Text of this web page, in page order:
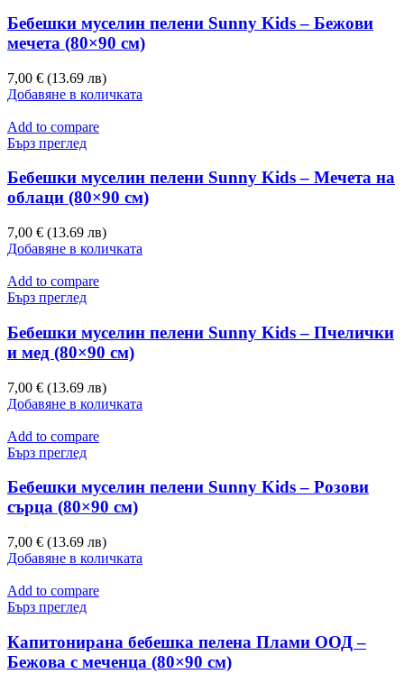
Бебешки муселин пелени Sunny Kids – Бежови
мечета (80×90 см)
7,00 € (13.69 лв)
Добавяне в количката
Add to compare
Бърз преглед
Бебешки муселин пелени Sunny Kids – Мечета на
облаци (80×90 см)
7,00 € (13.69 лв)
Добавяне в количката
Add to compare
Бърз преглед
Бебешки муселин пелени Sunny Kids – Пчелички
и мед (80×90 см)
7,00 € (13.69 лв)
Добавяне в количката
Add to compare
Бърз преглед
Бебешки муселин пелени Sunny Kids – Розови
сърца (80×90 см)
7,00 € (13.69 лв)
Добавяне в количката
Add to compare
Бърз преглед
Капитонирана бебешка пелена Плами ООД –
Бежова с меченца (80×90 см)